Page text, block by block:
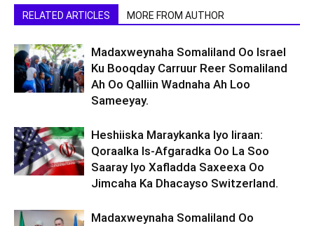
RELATED ARTICLES MORE FROM AUTHOR
Madaxweynaha Somaliland Oo Israel
Ku Booqday Carruur Reer Somaliland
Ah Oo Qalliin Wadnaha Ah Loo
Sameeyay.
Heshiiska Maraykanka Iyo Iiraan:
Qoraalka Is-Afgaradka Oo La Soo
Saaray Iyo Xafladda Saxeexa Oo
Jimcaha Ka Dhacayso Switzerland.
Madaxweynaha Somaliland Oo